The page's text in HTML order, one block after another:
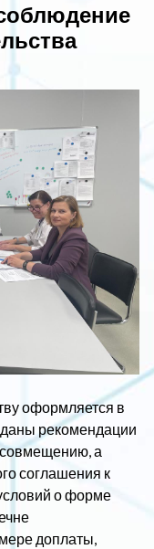
оформляется в
даны рекомендации
а
соглашения к
о форме
доплаты,